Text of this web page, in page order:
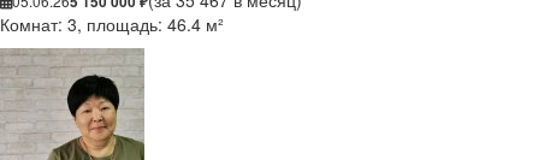
Комнат: 3, площадь: 46.4 м²